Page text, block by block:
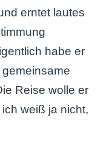
erntet lautes
habe er
Reise wolle er
weiß ja nicht,